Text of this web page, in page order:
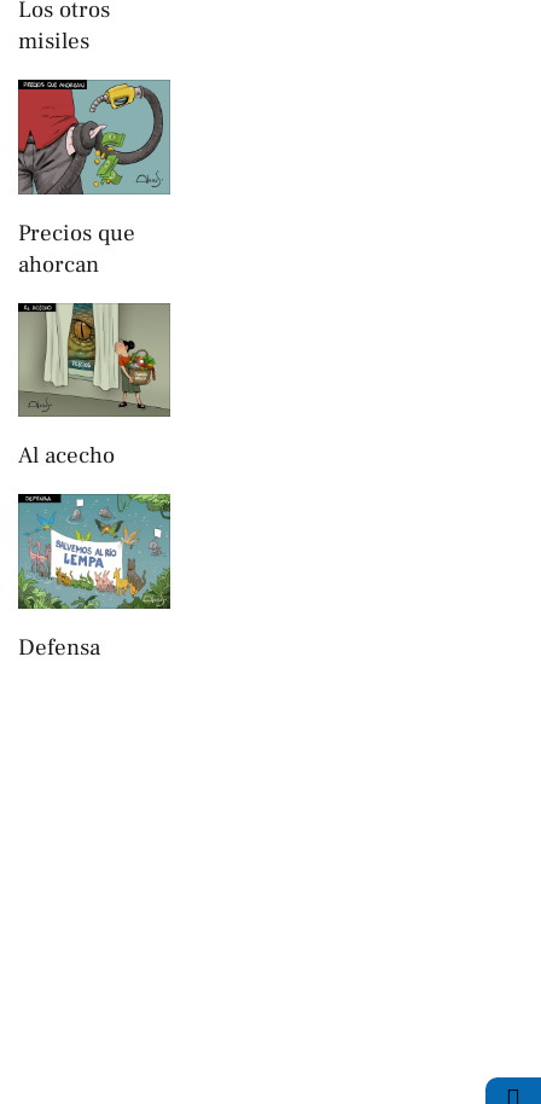
Los otros
misiles
Precios que
ahorcan
Al acecho
Defensa